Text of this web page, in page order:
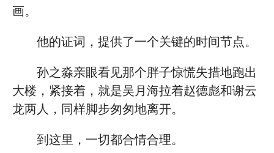
画。
他的证词，提供了一个关键的时间节点。
孙之淼亲眼看见那个胖子惊慌失措地跑出
大楼，紧接着，就是吴月海拉着赵德彪和谢云
龙两人，同样脚步匆匆地离开。
到这里，一切都合情合理。